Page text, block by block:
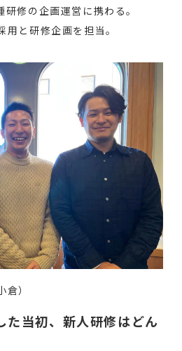
修の企画運営に携わる。
と研修企画を担当。
）
た当初、新人研修はどん